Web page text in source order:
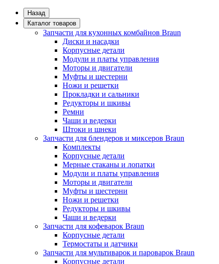
Назад
Каталог товаров
Запчасти для кухонных комбайнов Braun
Диски и насадки
Корпусные детали
Модули и платы управления
Моторы и двигатели
Муфты и шестерни
Ножи и решетки
Прокладки и сальники
Редукторы и шкивы
Ремни
Чаши и ведерки
Штоки и шнеки
Запчасти для блендеров и миксеров Braun
Комплекты
Корпусные детали
Мерные стаканы и лопатки
Модули и платы управления
Моторы и двигатели
Муфты и шестерни
Ножи и решетки
Редукторы и шкивы
Чаши и ведерки
Запчасти для кофеварок Braun
Корпусные детали
Термостаты и датчики
Запчасти для мультиварок и пароварок Braun
Корпусные детали